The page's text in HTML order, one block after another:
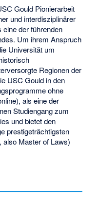
Gould Pionierarbeit
und interdisziplinärer
eine der führenden
Um ihrem Anspruch
Universität um
Regionen der
USC Gould in den
ohne
als eine der
Studiengang zum
und bietet den
prestigeträchtigsten
, also Master of Laws)